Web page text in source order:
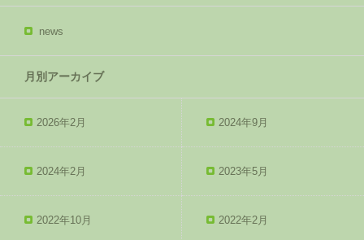
news
月別アーカイブ
2026年2月 2024年9月
2024年2月 2023年5月
2022年10月 2022年2月